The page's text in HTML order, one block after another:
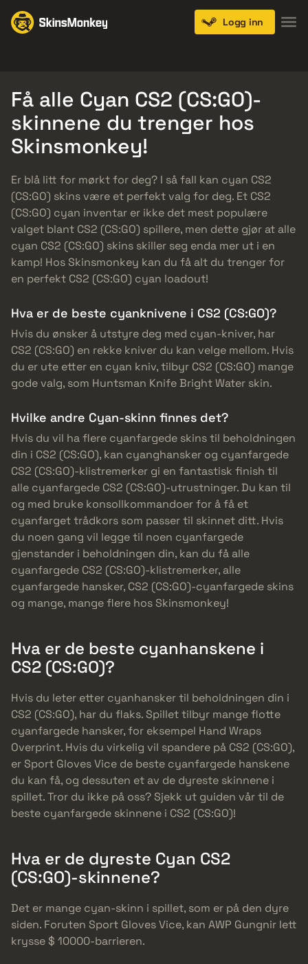
Logg inn
Få alle Cyan CS2 (CS:GO)-
skinnene du trenger hos
Skinsmonkey!
Er blå litt for mørkt for deg? I så fall kan cyan CS2
(CS:GO) skins være et perfekt valg for deg. Et CS2
(CS:GO) cyan inventar er ikke det mest populære
valget blant CS2 (CS:GO) spillere, men dette gjør at alle
cyan CS2 (CS:GO) skins skiller seg enda mer ut i en
kamp! Hos Skinsmonkey kan du få alt du trenger for
en perfekt CS2 (CS:GO) cyan loadout!
Hva er de beste cyanknivene i CS2 (CS:GO)?
Hvis du ønsker å utstyre deg med cyan-kniver, har
CS2 (CS:GO) en rekke kniver du kan velge mellom. Hvis
du er ute etter en cyan kniv, tilbyr CS2 (CS:GO) mange
gode valg, som Huntsman Knife Bright Water skin.
Hvilke andre Cyan-skinn finnes det?
Hvis du vil ha flere cyanfargede skins til beholdningen
din i CS2 (CS:GO), kan cyanghansker og cyanfargede
CS2 (CS:GO)-klistremerker gi en fantastisk finish til
alle cyanfargede CS2 (CS:GO)-utrustninger. Du kan til
og med bruke konsollkommandoer for å få et
cyanfarget trådkors som passer til skinnet ditt. Hvis
du noen gang vil legge til noen cyanfargede
gjenstander i beholdningen din, kan du få alle
cyanfargede CS2 (CS:GO)-klistremerker, alle
cyanfargede hansker, CS2 (CS:GO)-cyanfargede skins
og mange, mange flere hos Skinsmonkey!
Hva er de beste cyanhanskene i
CS2 (CS:GO)?
Hvis du leter etter cyanhansker til beholdningen din i
CS2 (CS:GO), har du flaks. Spillet tilbyr mange flotte
cyanfargede hansker, for eksempel Hand Wraps
Overprint. Hvis du virkelig vil spandere på CS2 (CS:GO),
er Sport Gloves Vice de beste cyanfargede hanskene
du kan få, og dessuten et av de dyreste skinnene i
spillet. Tror du ikke på oss? Sjekk ut guiden vår til de
beste cyanfargede skinnene i CS2 (CS:GO)!
Hva er de dyreste Cyan CS2
(CS:GO)-skinnene?
Det er mange cyan-skinn i spillet, som er på den dyre
siden. Foruten Sport Gloves Vice, kan AWP Gungnir lett
krysse $ 10000-barrieren.